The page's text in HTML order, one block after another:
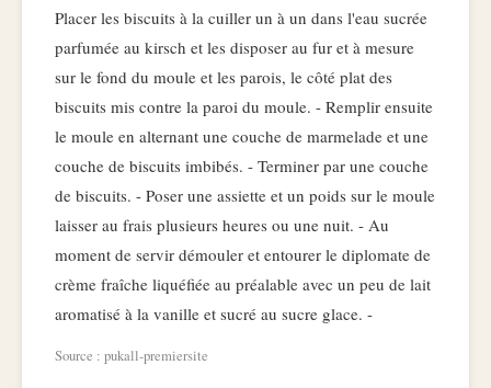
Placer les biscuits à la cuiller un à un dans l'eau sucrée
parfumée au kirsch et les disposer au fur et à mesure
sur le fond du moule et les parois, le côté plat des
biscuits mis contre la paroi du moule. - Remplir ensuite
le moule en alternant une couche de marmelade et une
couche de biscuits imbibés. - Terminer par une couche
de biscuits. - Poser une assiette et un poids sur le moule
laisser au frais plusieurs heures ou une nuit. - Au
moment de servir démouler et entourer le diplomate de
crème fraîche liquéfiée au préalable avec un peu de lait
aromatisé à la vanille et sucré au sucre glace. -
Source : pukall-premiersite